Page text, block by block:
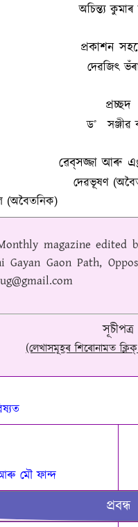
অচিন্ত্য কুমাৰ
প্ৰকাশন
দেৱজিৎ
প্ৰচ্ছদ
ড˚ সঞ্জীৱ
ৱেব্‌সজ্জা আৰু
দেৱভূষণ
(অবৈতনিক)
magazine
Gayan Gaon Path,
সূচীপত্ৰ
(লেখাসমূহৰ শিৰোনামত
মৌ ফান্দ
প্ৰবন্ধ